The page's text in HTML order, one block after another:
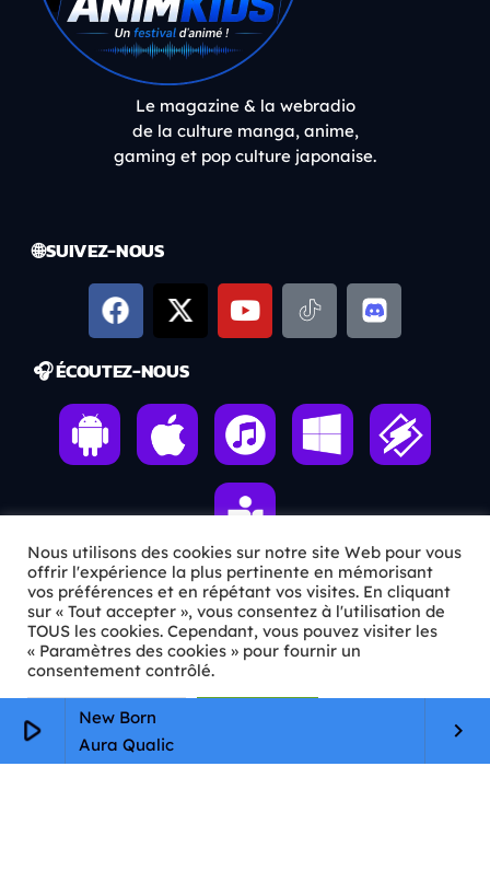
play_arrow
New Born
Aura Qualic
keyboard_arrow_right
Le magazine & la webradio
de la culture manga, anime,
gaming et pop culture japonaise.
🌐 SUIVEZ-NOUS
🎧 ÉCOUTEZ-NOUS
ℹ️ INFOS PRATIQUES
✉️Contact
🦊Qui sommes-nous ?
📄
Mentions légales
Nous utilisons des cookies sur notre site Web pour vous
offrir l'expérience la plus pertinente en mémorisant
vos préférences et en répétant vos visites. En cliquant
sur « Tout accepter », vous consentez à l'utilisation de
TOUS les cookies. Cependant, vous pouvez visiter les
« Paramètres des cookies » pour fournir un
consentement contrôlé.
Paramètres Cookie